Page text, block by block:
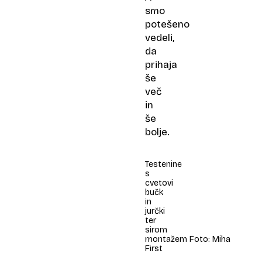
smo
potešeno
vedeli,
da
prihaja
še
več
in
še
bolje.
Testenine
s
cvetovi
bučk
in
jurčki
ter
sirom
montažem Foto: Miha
First